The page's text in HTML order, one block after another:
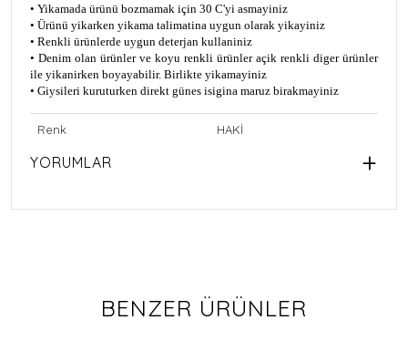
• Yikamada ürünü bozmamak için 30 C'yi asmayiniz
• Ürünü yikarken yikama talimatina uygun olarak yikayiniz
• Renkli ürünlerde uygun deterjan kullaniniz
• Denim olan ürünler ve koyu renkli ürünler açik renkli diger ürünler
ile yikanirken boyayabilir. Birlikte yikamayiniz
• Giysileri kuruturken direkt günes isigina maruz birakmayiniz
Renk HAKİ
YORUMLAR
BENZER ÜRÜNLER